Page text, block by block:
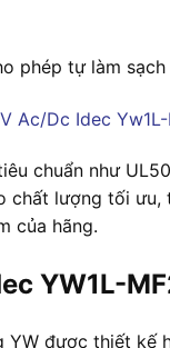
phép tự làm
chuẩn như
chất lượng tối
của hãng.
YW1L-
YW được thiết